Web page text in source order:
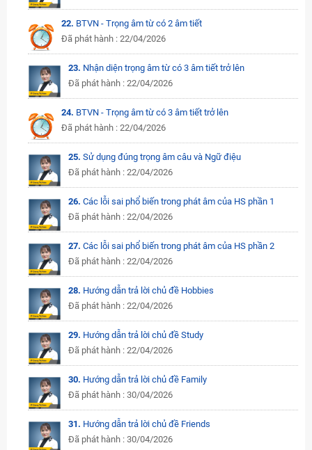
22. BTVN - Trọng âm từ có 2 âm tiết
Đã phát hành : 22/04/2026
23. Nhận diện trọng âm từ có 3 âm tiết trở lên
Đã phát hành : 22/04/2026
24. BTVN - Trọng âm từ có 3 âm tiết trở lên
Đã phát hành : 22/04/2026
25. Sử dụng đúng trọng âm câu và Ngữ điệu
Đã phát hành : 22/04/2026
26. Các lỗi sai phổ biến trong phát âm của HS phần 1
Đã phát hành : 22/04/2026
27. Các lỗi sai phổ biến trong phát âm của HS phần 2
Đã phát hành : 22/04/2026
28. Hướng dẫn trả lời chủ đề Hobbies
Đã phát hành : 22/04/2026
29. Hướng dẫn trả lời chủ đề Study
Đã phát hành : 22/04/2026
30. Hướng dẫn trả lời chủ đề Family
Đã phát hành : 30/04/2026
31. Hướng dẫn trả lời chủ đề Friends
Đã phát hành : 30/04/2026